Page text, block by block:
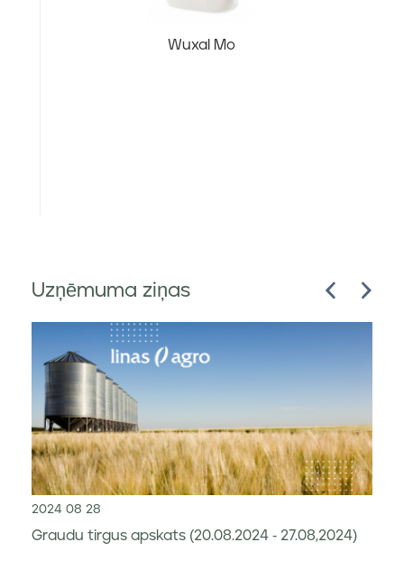
Wuxal Mo
Uzņēmuma ziņas
2024 08 28
Graudu tirgus apskats (20.08.2024 - 27.08,2024)